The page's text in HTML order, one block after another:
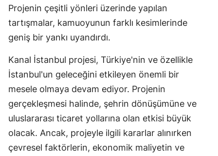
Projenin çeşitli yönleri üzerinde yapılan
tartışmalar, kamuoyunun farklı kesimlerinde
geniş bir yankı uyandırdı.
Kanal İstanbul projesi, Türkiye'nin ve özellikle
İstanbul'un geleceğini etkileyen önemli bir
mesele olmaya devam ediyor. Projenin
gerçekleşmesi halinde, şehrin dönüşümüne ve
uluslararası ticaret yollarına olan etkisi büyük
olacak. Ancak, projeyle ilgili kararlar alınırken
çevresel faktörlerin, ekonomik maliyetin ve